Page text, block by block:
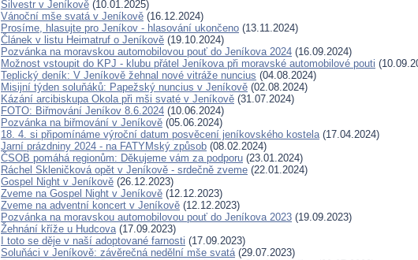
Silvestr v Jeníkově (10.01.2025)
Vánoční mše svatá v Jeníkově (16.12.2024)
Prosíme, hlasujte pro Jeníkov - hlasování ukončeno (13.11.2024)
Článek v listu Heimatruf o Jeníkově (19.10.2024)
Pozvánka na moravskou automobilovou pouť do Jeníkova 2024 (16.09.2024)
Možnost vstoupit do KPJ - klubu přátel Jeníkova při moravské automobilové pouti
Teplický deník: V Jeníkově žehnal nové vitráže nuncius (04.08.2024)
Misijní týden soluňáků: Papežský nuncius v Jeníkově (02.08.2024)
Kázání arcibiskupa Okola při mši svaté v Jeníkově (31.07.2024)
FOTO: Biřmování Jeníkov 8.6.2024 (10.06.2024)
Pozvánka na biřmování v Jeníkově (05.06.2024)
18. 4. si připomínáme výroční datum posvěcení jeníkovského kostela(17.04.2024)
Jarní prázdniny 2024 - na FATYMský způsob (08.02.2024)
ČSOB pomáhá regionům: Děkujeme vám za podporu (23.01.2024)
Ráchel Skleničková opět v Jeníkově - srdečně zveme (22.01.2024)
Gospel Night v Jeníkově (26.12.2023)
Zveme na Gospel Night v Jeníkově (12.12.2023)
Zveme na adventní koncert v Jeníkově (12.12.2023)
Pozvánka na moravskou automobilovou pouť do Jeníkova 2023 (19.09.2023)
Žehnání kříže u Hudcova(17.09.2023)
I toto se děje v naší adoptované farnosti (17.09.2023)
Soluňáci v Jeníkově: závěrečná nedělní mše svatá(29.07.2023)